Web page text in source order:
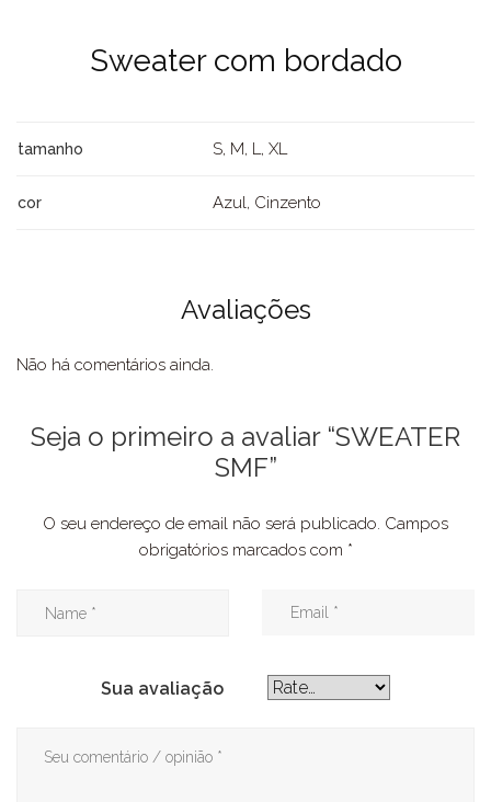
Sweater com bordado
tamanho S, M, L, XL
cor Azul, Cinzento
Avaliações
Não há comentários ainda.
Seja o primeiro a avaliar “SWEATER
SMF”
O seu endereço de email não será publicado. Campos
obrigatórios marcados com *
Sua avaliação